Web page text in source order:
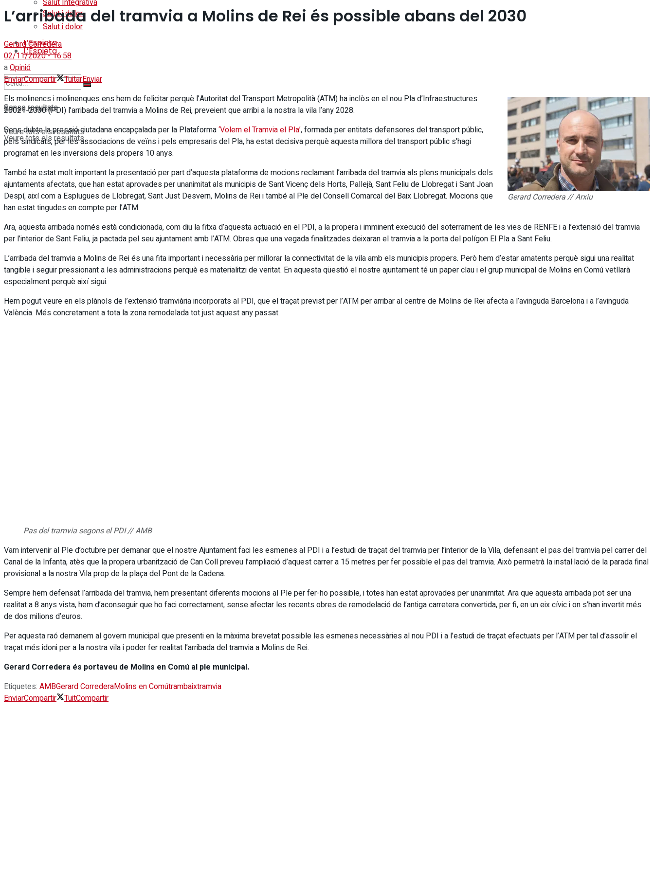
Salut i dolor
L’Espieta
Sense resultats
Veure tots els resultats
Salut Integrativa
Salut i dolor
L’Espieta
Sense resultats
Veure tots els resultats
L’arribada del tramvia a Molins de Rei és possible abans del 2030
Gerard Corredera
02/11/2020 - 16:58
aOpinió
EnviarCompartir TuitarEnviar
Gerard Corredera // Arxiu
Els molinencs i molinenques ens hem de felicitar perquè l’Autoritat del Transport Metropolità (ATM) ha inclòs en el nou Pla d’Infraestructures
20021-2030 (PDI) l’arribada del tramvia a Molins de Rei, preveient que arribi a la nostra la vila l’any 2028.
Sens dubte la pressió ciutadana encapçalada per la Plataforma‘Volem el Tramvia el Pla’, formada per entitats defensores del transport públic,
pels sindicats, per les associacions de veïns i pels empresaris del Pla, ha estat decisiva perquè aquesta millora del transport públic s’hagi
programat en les inversions dels propers 10 anys.
També ha estat molt important la presentació per part d’aquesta plataforma de mocions reclamant l’arribada del tramvia als plens municipals dels
ajuntaments afectats, que han estat aprovades per unanimitat als municipis de Sant Vicenç dels Horts, Pallejà, Sant Feliu de Llobregat i Sant Joan
Despí, així com a Esplugues de Llobregat, Sant Just Desvern, Molins de Rei i també al Ple del Consell Comarcal del Baix Llobregat. Mocions que
han estat tingudes en compte per l’ATM.
Ara, aquesta arribada només està condicionada, com diu la fitxa d’aquesta actuació en el PDI, a la propera i imminent execució del soterrament de les vies de RENFE i a l’extensió del tramvia
per l’interior de Sant Feliu, ja pactada pel seu ajuntament amb l’ATM. Obres que una vegada finalitzades deixaran el tramvia a la porta del polígon El Pla a Sant Feliu.
L’arribada del tramvia a Molins de Rei és una fita important i necessària per millorar la connectivitat de la vila amb els municipis propers. Però hem d’estar amatents perquè sigui una realitat
tangible i seguir pressionant a les administracions perquè es materialitzi de veritat. En aquesta qüestió el nostre ajuntament té un paper clau i el grup municipal de Molins en Comú vetllarà
especialment perquè així sigui.
Hem pogut veure en els plànols de l’extensió tramviària incorporats al PDI, que el traçat previst per l’ATM per arribar al centre de Molins de Rei afecta a l’avinguda Barcelona i a l’avinguda
València. Més concretament a tota la zona remodelada tot just aquest any passat.
Pas del tramvia segons el PDI // AMB
Vam intervenir al Ple d’octubre per demanar que el nostre Ajuntament faci les esmenes al PDI i a l’estudi de traçat del tramvia per l’interior de la Vila, defensant el pas del tramvia pel carrer del
Canal de la Infanta, atès que la propera urbanització de Can Coll preveu l’ampliació d’aquest carrer a 15 metres per fer possible el pas del tramvia. Això permetrà la instal·lació de la parada final
provisional a la nostra Vila prop de la plaça del Pont de la Cadena.
Sempre hem defensat l’arribada del tramvia, hem presentant diferents mocions al Ple per fer-ho possible, i totes han estat aprovades per unanimitat. Ara que aquesta arribada pot ser una
realitat a 8 anys vista, hem d’aconseguir que ho faci correctament, sense afectar les recents obres de remodelació de l’antiga carretera convertida, per fi, en un eix cívic i on s’han invertit més
de dos milions d’euros.
Per aquesta raó demanem al govern municipal que presenti en la màxima brevetat possible les esmenes necessàries al nou PDI i a l’estudi de traçat efectuats per l’ATM per tal d’assolir el
traçat més idoni per a la nostra vila i poder fer realitat l’arribada del tramvia a Molins de Rei.
Gerard Corredera és portaveu de Molins en Comú al ple municipal.
Etiquetes: AMBGerard CorrederaMolins en Comútrambaixtramvia
EnviarCompartir TuitCompartir